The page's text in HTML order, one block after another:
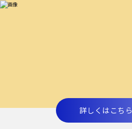
詳しくはこちら